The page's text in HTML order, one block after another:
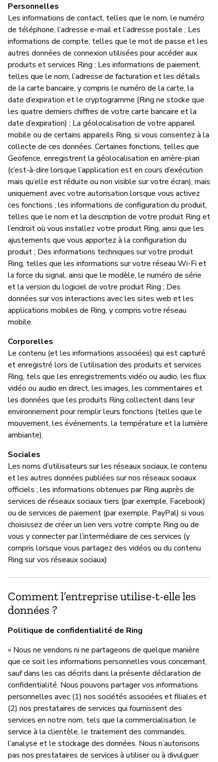
Personnelles
Les informations de contact, telles que le nom, le numéro
de téléphone, l’adresse e-mail et l’adresse postale ; Les
informations de compte, telles que le mot de passe et les
autres données de connexion utilisées pour accéder aux
produits et services Ring ; Les informations de paiement,
telles que le nom, l’adresse de facturation et les détails
de la carte bancaire, y compris le numéro de la carte, la
date d’expiration et le cryptogramme (Ring ne stocke que
les quatre derniers chiffres de votre carte bancaire et la
date d’expiration) ; La géolocalisation de votre appareil
mobile ou de certains appareils Ring, si vous consentez à la
collecte de ces données. Certaines fonctions, telles que
Geofence, enregistrent la géolocalisation en arrière-plan
(c’est-à-dire lorsque l’application est en cours d’exécution
mais qu’elle est réduite ou non visible sur votre écran), mais
uniquement avec votre autorisation lorsque vous activez
ces fonctions ; les informations de configuration du produit,
telles que le nom et la description de votre produit Ring et
l’endroit où vous installez votre produit Ring, ainsi que les
ajustements que vous apportez à la configuration du
produit ; Des informations techniques sur votre produit
Ring, telles que les informations sur votre réseau Wi-Fi et
la force du signal, ainsi que le modèle, le numéro de série
et la version du logiciel de votre produit Ring ; Des
données sur vos interactions avec les sites web et les
applications mobiles de Ring, y compris votre réseau
mobile.
Corporelles
Le contenu (et les informations associées) qui est capturé
et enregistré lors de l’utilisation des produits et services
Ring, tels que les enregistrements vidéo ou audio, les flux
vidéo ou audio en direct, les images, les commentaires et
les données que les produits Ring collectent dans leur
environnement pour remplir leurs fonctions (telles que le
mouvement, les événements, la température et la lumière
ambiante).
Sociales
Les noms d’utilisateurs sur les réseaux sociaux, le contenu
et les autres données publiées sur nos réseaux sociaux
officiels ; les informations obtenues par Ring auprès de
services de réseaux sociaux tiers (par exemple, Facebook)
ou de services de paiement (par exemple, PayPal) si vous
choisissez de créer un lien vers votre compte Ring ou de
vous y connecter par l’intermédiaire de ces services (y
compris lorsque vous partagez des vidéos ou du contenu
Ring sur vos réseaux sociaux)
Comment l’entreprise utilise-t-elle les
données ?
Politique de confidentialité de Ring
« Nous ne vendons ni ne partageons de quelque manière
que ce soit les informations personnelles vous concernant,
sauf dans les cas décrits dans la présente déclaration de
confidentialité. Nous pouvons partager vos informations
personnelles avec (1) nos sociétés associées et filiales et
(2) nos prestataires de services qui fournissent des
services en notre nom, tels que la commercialisation, le
service à la clientèle, le traitement des commandes,
l’analyse et le stockage des données. Nous n’autorisons
pas nos prestataires de services à utiliser ou à divulguer